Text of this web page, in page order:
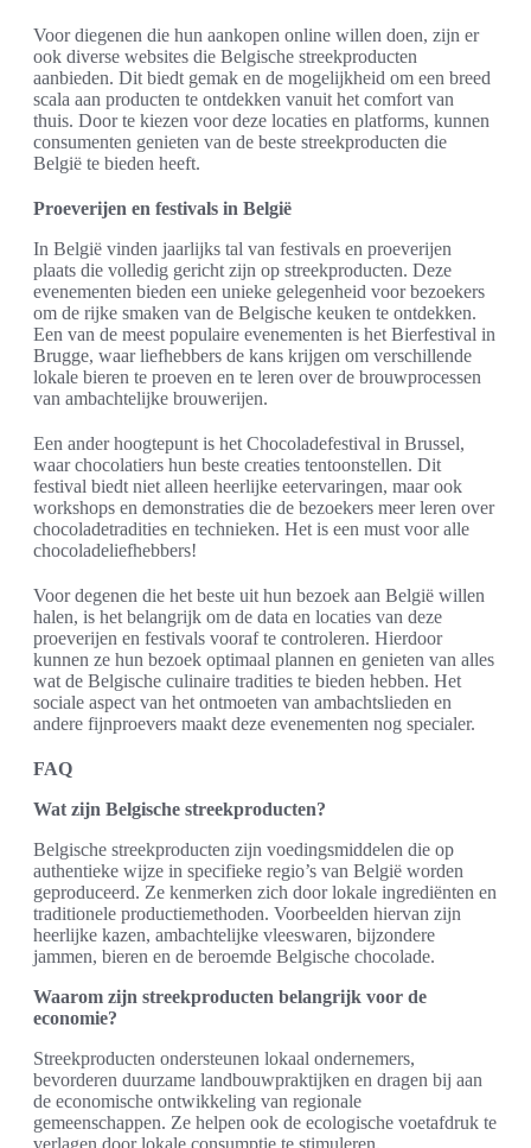
Voor diegenen die hun aankopen online willen doen, zijn er
ook diverse websites die Belgische streekproducten
aanbieden. Dit biedt gemak en de mogelijkheid om een breed
scala aan producten te ontdekken vanuit het comfort van
thuis. Door te kiezen voor deze locaties en platforms, kunnen
consumenten genieten van de beste streekproducten die
België te bieden heeft.
Proeverijen en festivals in België
In België vinden jaarlijks tal van festivals en proeverijen
plaats die volledig gericht zijn op streekproducten. Deze
evenementen bieden een unieke gelegenheid voor bezoekers
om de rijke smaken van de Belgische keuken te ontdekken.
Een van de meest populaire evenementen is het Bierfestival in
Brugge, waar liefhebbers de kans krijgen om verschillende
lokale bieren te proeven en te leren over de brouwprocessen
van ambachtelijke brouwerijen.
Een ander hoogtepunt is het Chocoladefestival in Brussel,
waar chocolatiers hun beste creaties tentoonstellen. Dit
festival biedt niet alleen heerlijke eetervaringen, maar ook
workshops en demonstraties die de bezoekers meer leren over
chocoladetradities en technieken. Het is een must voor alle
chocoladeliefhebbers!
Voor degenen die het beste uit hun bezoek aan België willen
halen, is het belangrijk om de data en locaties van deze
proeverijen en festivals vooraf te controleren. Hierdoor
kunnen ze hun bezoek optimaal plannen en genieten van alles
wat de Belgische culinaire tradities te bieden hebben. Het
sociale aspect van het ontmoeten van ambachtslieden en
andere fijnproevers maakt deze evenementen nog specialer.
FAQ
Wat zijn Belgische streekproducten?
Belgische streekproducten zijn voedingsmiddelen die op
authentieke wijze in specifieke regio’s van België worden
geproduceerd. Ze kenmerken zich door lokale ingrediënten en
traditionele productiemethoden. Voorbeelden hiervan zijn
heerlijke kazen, ambachtelijke vleeswaren, bijzondere
jammen, bieren en de beroemde Belgische chocolade.
Waarom zijn streekproducten belangrijk voor de
economie?
Streekproducten ondersteunen lokaal ondernemers,
bevorderen duurzame landbouwpraktijken en dragen bij aan
de economische ontwikkeling van regionale
gemeenschappen. Ze helpen ook de ecologische voetafdruk te